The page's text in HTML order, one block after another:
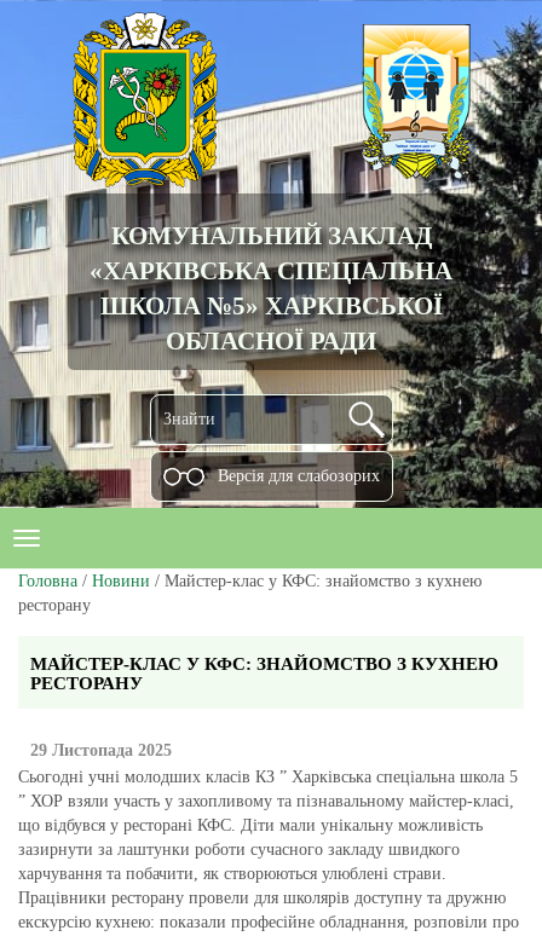
КОМУНАЛЬНИЙ ЗАКЛАД
«ХАРКІВСЬКА СПЕЦІАЛЬНА
ШКОЛА №5» ХАРКІВСЬКОЇ
ОБЛАСНОЇ РАДИ
Версiя для слабозорих
Головна / Новини / Майстер-клас у КФС: знайомство з кухнею
ресторану
МАЙСТЕР-КЛАС У КФС: ЗНАЙОМСТВО З КУХНЕЮ
РЕСТОРАНУ
29 Листопада 2025
Сьогодні учні молодших класів КЗ ” Харківська спеціальна школа 5
” ХОР взяли участь у захопливому та пізнавальному майстер-класі,
що відбувся у ресторані КФС. Діти мали унікальну можливість
зазирнути за лаштунки роботи сучасного закладу швидкого
харчування та побачити, як створюються улюблені страви.
Працівники ресторану провели для школярів доступну та дружню
екскурсію кухнею: показали професійне обладнання, розповіли про